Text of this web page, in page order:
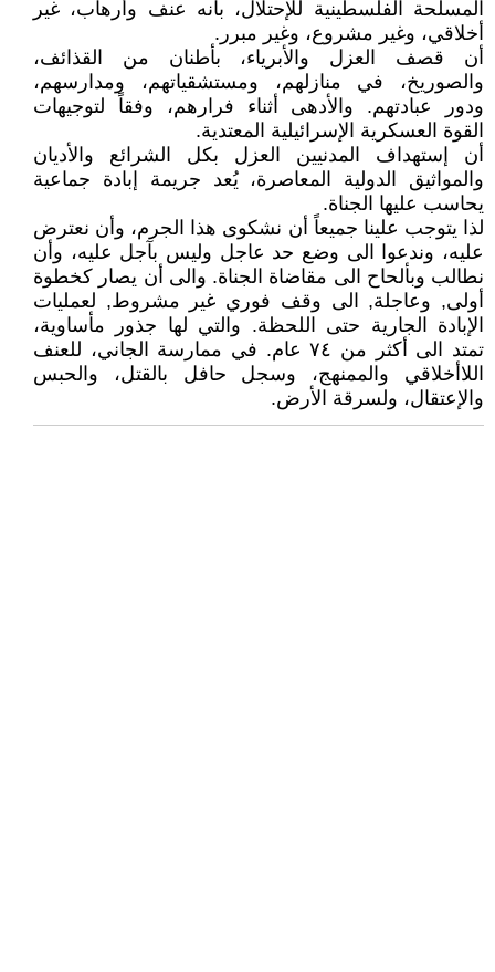
المسلحة الفلسطينية للإحتلال، بأنه عنف وأرهاب، غير
أخلاقي، وغير مشروع، وغير مبرر.
أن قصف العزل والأبرياء، بأطنان من القذائف،
والصوريخ، في منازلهم، ومستشقياتهم، ومدارسهم،
ودور عبادتهم. والأدهى أثناء فرارهم، وفقاً لتوجيهات
القوة العسكرية الإسرائيلية المعتدية.
أن إستهداف المدنيين العزل بكل الشرائع والأديان
والمواثيق الدولية المعاصرة، يُعد جريمة إبادة جماعية
يحاسب عليها الجناة.
لذا يتوجب علينا جميعاً أن نشكوى هذا الجرم، وأن نعترض
عليه، وندعوا الى وضع حد عاجل وليس بآجل عليه، وأن
نطالب وبألحاح الى مقاضاة الجناة. والى أن يصار كخطوة
أولى, وعاجلة, الى وقف فوري غير مشروط, لعمليات
الإبادة الجارية حتى اللحظة. والتي لها جذور مأساوية،
تمتد الى أكثر من ٧٤ عام. في ممارسة الجاني، للعنف
اللاأخلاقي والممنهج، وسجل حافل بالقتل، والحبس
والإعتقال، ولسرقة الأرض.